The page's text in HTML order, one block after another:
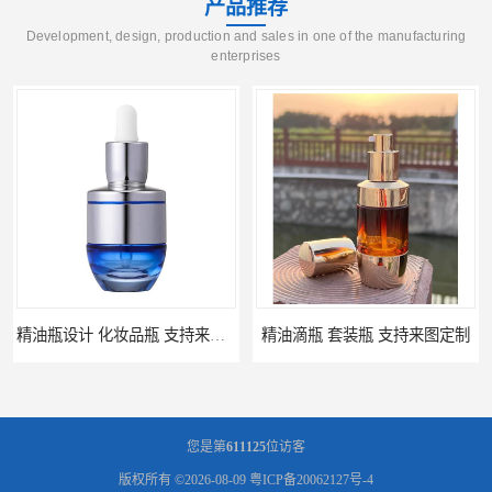
产品推荐
Development, design, production and sales in one of the manufacturing
enterprises
精油滴瓶 套装瓶 支持来图定制
您是第611125位访客
版权所有 ©2026-08-09 粤ICP备20062127号-4